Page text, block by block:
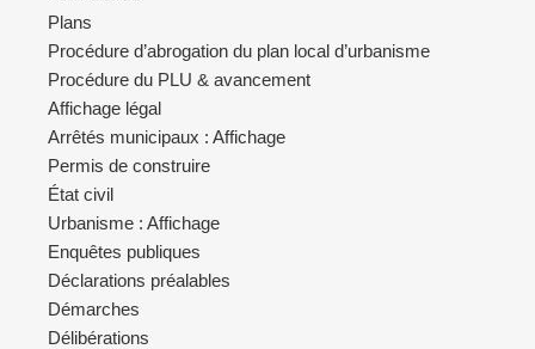
Plans
Procédure d’abrogation du plan local d’urbanisme
Procédure du PLU & avancement
Affichage légal
Arrêtés municipaux : Affichage
Permis de construire
État civil
Urbanisme : Affichage
Enquêtes publiques
Déclarations préalables
Démarches
Délibérations